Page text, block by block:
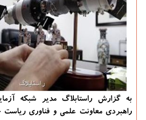
به گزارش راستابلاگ مدیر شبكه
راهبردی معاونت علمی و فناوری